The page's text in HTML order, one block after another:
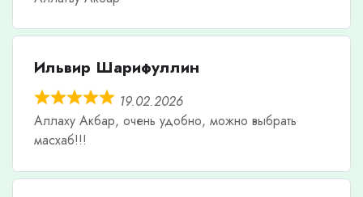
Ильвир Шарифуллин
19.02.2026
Аллаху Акбар, очень удобно, можно выбрать
масхаб!!!